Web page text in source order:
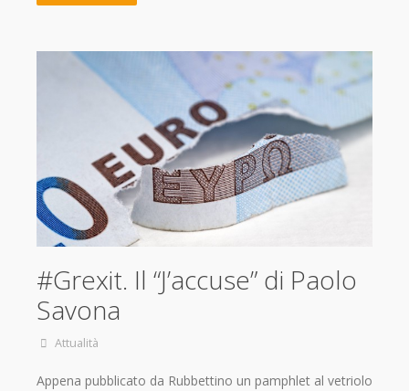
#Grexit. Il “J’accuse” di Paolo
Savona
Attualità
Appena pubblicato da Rubbettino un pamphlet al vetriolo